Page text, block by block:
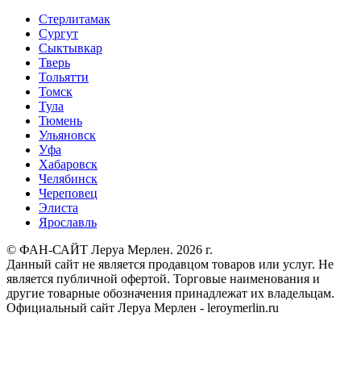
Стерлитамак
Сургут
Сыктывкар
Тверь
Тольятти
Томск
Тула
Тюмень
Ульяновск
Уфа
Хабаровск
Челябинск
Череповец
Элиста
Ярославль
© ФАН-САЙТ Леруа Мерлен. 2026 г.
Данный сайт не является продавцом товаров или услуг. Не
является публичной офертой. Торговые наименования и
другие товарные обозначения принадлежат их владельцам.
Официальный сайт Леруа Мерлен - leroymerlin.ru